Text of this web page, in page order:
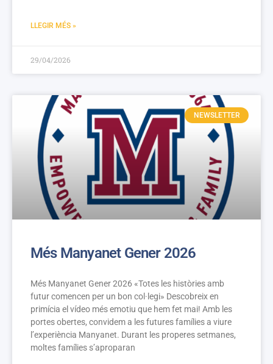
LLEGIR MÉS »
29/04/2026
NEWSLETTER
Més Manyanet Gener 2026
Més Manyanet Gener 2026 «Totes les històries amb
futur comencen per un bon col·legi» Descobreix en
primícia el vídeo més emotiu que hem fet mai! Amb les
portes obertes, convidem a les futures famílies a viure
l’experiència Manyanet. Durant les properes setmanes,
moltes famílies s’aproparan